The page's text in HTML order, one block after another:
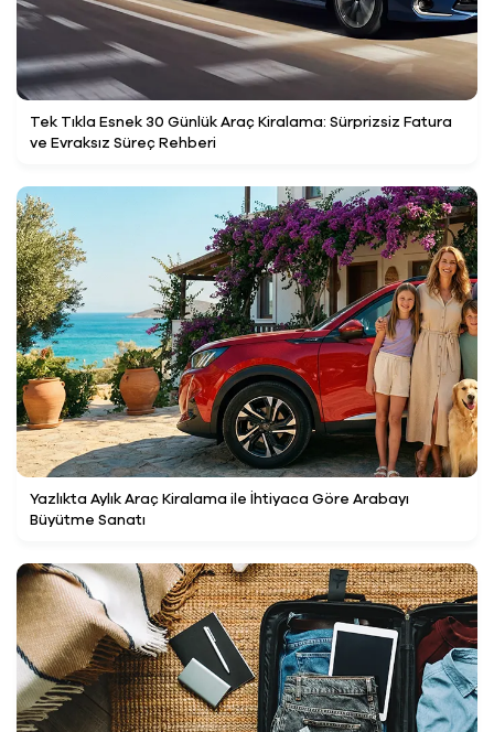
Tek Tıkla Esnek 30 Günlük Araç Kiralama: Sürprizsiz Fatura
ve Evraksız Süreç Rehberi
Yazlıkta Aylık Araç Kiralama ile İhtiyaca Göre Arabayı
Büyütme Sanatı